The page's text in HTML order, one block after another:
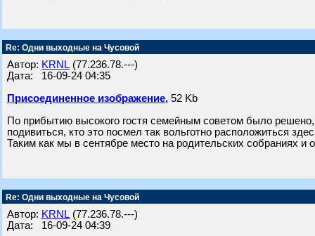
Re: Одни выходные на Чусовой
Автор: KRNL (77.236.78.---)
Дата: 16-09-24 04:35
Присоединенное изображение, 52 Kb
По прибытию высокого гостя семейным советом было
подивиться, кто это посмел так вольготно расположиться
Таким как мы в сентябре место на родительских собраниях и
Re: Одни выходные на Чусовой
Автор: KRNL (77.236.78.---)
Дата: 16-09-24 04:39